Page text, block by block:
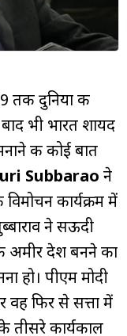
दुनिया की
भी भारत शायद
की कोई बात
Subbarao ने
कार्यक्रम में
ने सऊदी
अमीर देश बनने का
हो। पीएम मोदी
फिर से सत्ता में
तीसरे कार्यकाल